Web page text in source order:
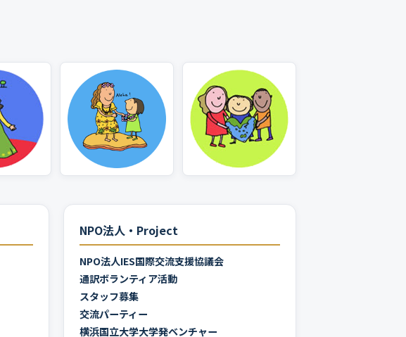
NPO法人・Project
NPO法人IES国際交流支援協議会
通訳ボランティア活動
スタッフ募集
交流パーティー
横浜国立大学大学発ベンチャー